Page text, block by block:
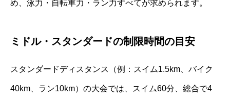
め、泳力・自転車力・ラン力すべてが求められます。
ミドル・スタンダードの制限時間の目安
スタンダードディスタンス（例：スイム1.5km、バイク
40km、ラン10km）の大会では、スイム60分、総合で4